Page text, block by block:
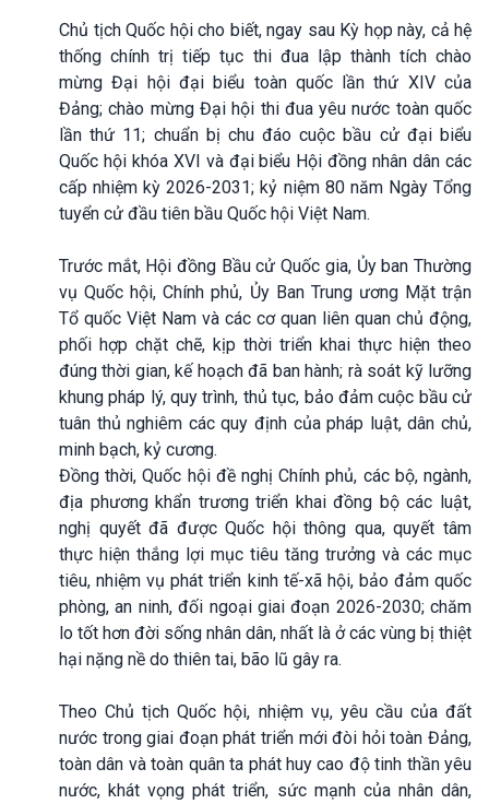
Chủ tịch Quốc hội cho biết, ngay sau Kỳ họp này, cả hệ
thống chính trị tiếp tục thi đua lập thành tích chào
mừng Đại hội đại biểu toàn quốc lần thứ XIV của
Đảng; chào mừng Đại hội thi đua yêu nước toàn quốc
lần thứ 11; chuẩn bị chu đáo cuộc bầu cử đại biểu
Quốc hội khóa XVI và đại biểu Hội đồng nhân dân các
cấp nhiệm kỳ 2026-2031; kỷ niệm 80 năm Ngày Tổng
tuyển cử đầu tiên bầu Quốc hội Việt Nam.
Trước mắt, Hội đồng Bầu cử Quốc gia, Ủy ban Thường
vụ Quốc hội, Chính phủ, Ủy Ban Trung ương Mặt trận
Tổ quốc Việt Nam và các cơ quan liên quan chủ động,
phối hợp chặt chẽ, kịp thời triển khai thực hiện theo
đúng thời gian, kế hoạch đã ban hành; rà soát kỹ lưỡng
khung pháp lý, quy trình, thủ tục, bảo đảm cuộc bầu cử
tuân thủ nghiêm các quy định của pháp luật, dân chủ,
minh bạch, kỷ cương.
Đồng thời, Quốc hội đề nghị Chính phủ, các bộ, ngành,
địa phương khẩn trương triển khai đồng bộ các luật,
nghị quyết đã được Quốc hội thông qua, quyết tâm
thực hiện thắng lợi mục tiêu tăng trưởng và các mục
tiêu, nhiệm vụ phát triển kinh tế-xã hội, bảo đảm quốc
phòng, an ninh, đối ngoại giai đoạn 2026-2030; chăm
lo tốt hơn đời sống nhân dân, nhất là ở các vùng bị thiệt
hại nặng nề do thiên tai, bão lũ gây ra.
Theo Chủ tịch Quốc hội, nhiệm vụ, yêu cầu của đất
nước trong giai đoạn phát triển mới đòi hỏi toàn Đảng,
toàn dân và toàn quân ta phát huy cao độ tinh thần yêu
nước, khát vọng phát triển, sức mạnh của nhân dân,